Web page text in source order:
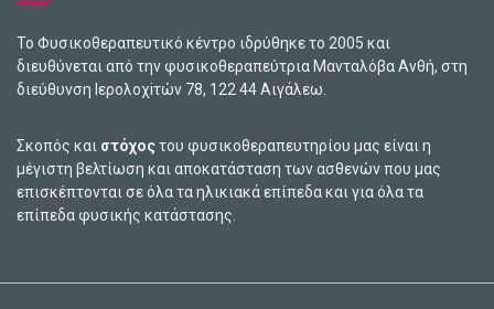
Το Φυσικοθεραπευτικό κέντρο ιδρύθηκε το 2005 και
διευθύνεται από την φυσικοθεραπεύτρια Μανταλόβα Ανθή, στη
διεύθυνση Ιερολοχiτών 78, 122 44 Αιγάλεω.
Σκοπός και στόχοςτου φυσικοθεραπευτηρίου μας είναι η
μέγιστη βελτίωση και αποκατάσταση των ασθενών που μας
επισκέπτονται σε όλα τα ηλικιακά επίπεδα και για όλα τα
επίπεδα φυσικής κατάστασης.